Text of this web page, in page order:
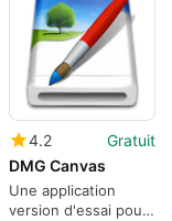
Software.
4.2
Gratuit
DMG Canvas
Une application
version d'essai pour